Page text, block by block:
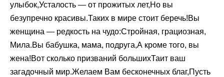
улыбок,Усталость — от прожитых лет,Но вы
безупречно красивы.Таких в мире стоит беречь!Вы
женщина — редкость на чудо:Стройная, грациозная,
Мила.Вы бабушка, мама, подруга,А кроме того, вы
жена!Вот сколько призваний большихТаит ваш
загадочный мир.Желаем Вам бесконечных благ,Пусть